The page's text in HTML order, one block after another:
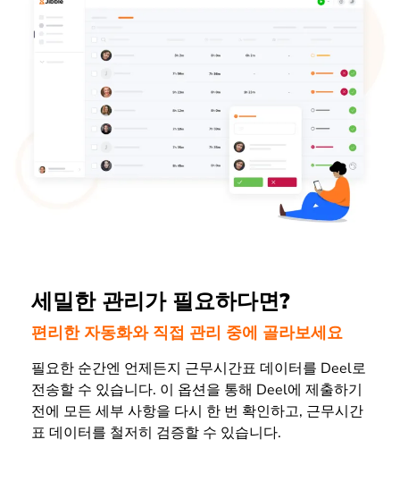
세밀한 관리가 필요하다면?
편리한 자동화와 직접 관리 중에 골라보세요
필요한 순간엔 언제든지 근무시간표 데이터를 Deel로
전송할 수 있습니다. 이 옵션을 통해 Deel에 제출하기
전에 모든 세부 사항을 다시 한 번 확인하고, 근무시간
표 데이터를 철저히 검증할 수 있습니다.